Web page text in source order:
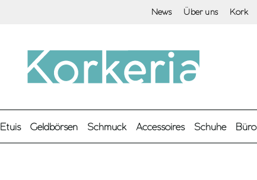
News Über uns Kork
Etuis Geldbörsen Schmuck Accessoires Schuhe Büro